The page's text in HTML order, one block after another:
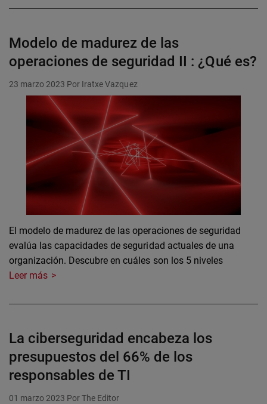
Modelo de madurez de las
operaciones de seguridad II : ¿Qué es?
23 marzo 2023 Por Iratxe Vazquez
El modelo de madurez de las operaciones de seguridad
evalúa las capacidades de seguridad actuales de una
organización. Descubre en cuáles son los 5 niveles
Leer más
La ciberseguridad encabeza los
presupuestos del 66% de los
responsables de TI
01 marzo 2023 Por The Editor